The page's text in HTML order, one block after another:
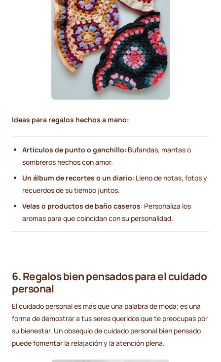
Ideas para regalos hechos a mano:
Artículos de punto o ganchillo: Bufandas, mantas o
sombreros hechos con amor.
Un álbum de recortes o un diario: Lleno de notas, fotos y
recuerdos de su tiempo juntos.
Velas o productos de baño caseros: Personaliza los
aromas para que coincidan con su personalidad.
6. Regalos bien pensados para el cuidado
personal
El cuidado personal es más que una palabra de moda; es una
forma de demostrar a tus seres queridos que te preocupas por
su bienestar. Un obsequio de cuidado personal bien pensado
puede fomentar la relajación y la atención plena.